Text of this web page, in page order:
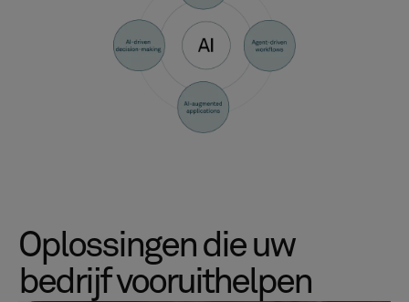
Oplossingen die uw
bedrijf vooruithelpen